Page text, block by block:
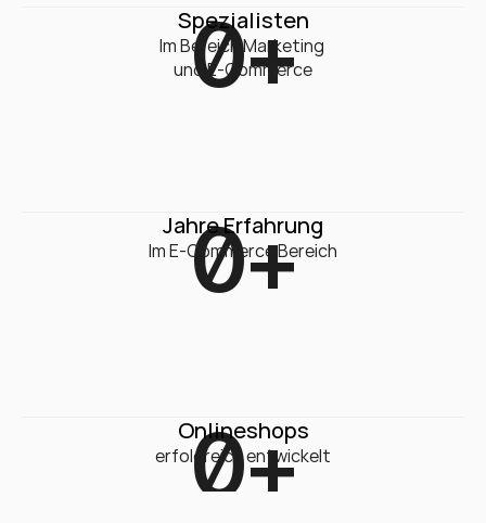
0+
Spezialisten
Im Bereich Marketing
und E-Commerce
0+
Jahre Erfahrung
Im E-Commerce Bereich
0+
Onlineshops
erfolgreich entwickelt